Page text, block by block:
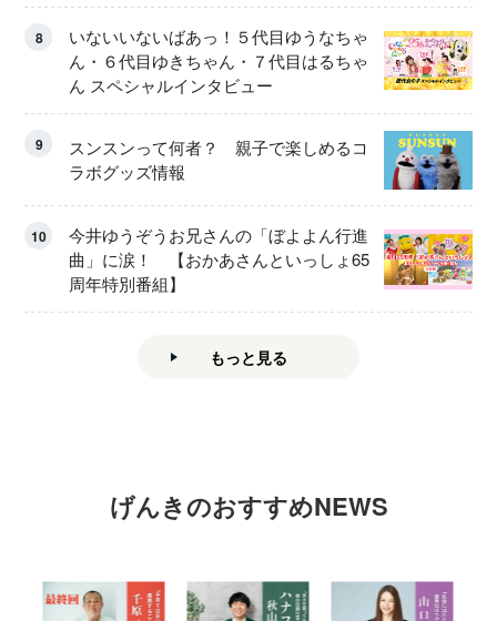
8
いないいないばあっ！５代目ゆうなちゃ
ん・６代目ゆきちゃん・７代目はるちゃ
ん スペシャルインタビュー
9
スンスンって何者？ 親子で楽しめるコ
ラボグッズ情報
10
今井ゆうぞうお兄さんの「ぼよよん行進
曲」に涙！ 【おかあさんといっしょ65
周年特別番組】
もっと見る
げんきのおすすめNEWS